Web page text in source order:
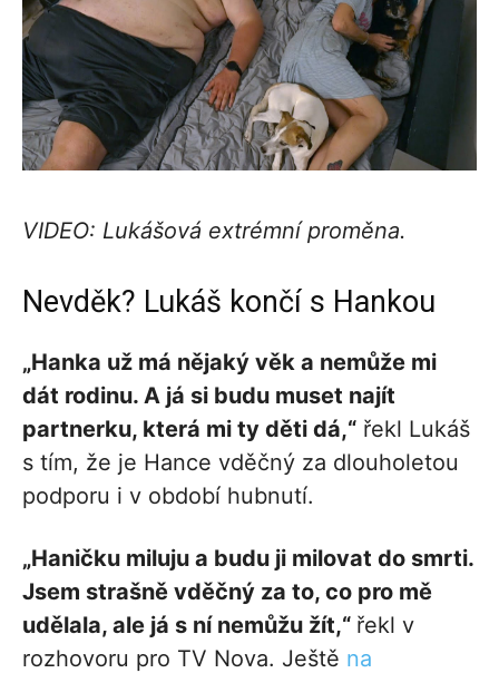
VIDEO: Lukášová extrémní proměna.
Nevděk? Lukáš končí s Hankou
„Hanka už má nějaký věk a nemůže mi
dát rodinu. A já si budu muset najít
partnerku, která mi ty děti dá,“ řekl Lukáš
s tím, že je Hance vděčný za dlouholetou
podporu i v období hubnutí.
„Haničku miluju a budu ji milovat do smrti.
Jsem strašně vděčný za to, co pro mě
udělala, ale já s ní nemůžu žít,“ řekl v
rozhovoru pro TV Nova. Ještě na